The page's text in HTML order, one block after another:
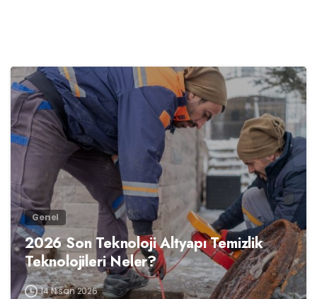
0
Genel
2026 Son Teknoloji Altyapı Temizlik
Teknolojileri Neler?
14 Nisan 2026